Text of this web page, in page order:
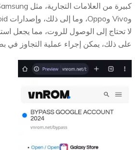
لا تحتاج إلى الوصول للروت، مما يجعل
على ذلك، يمكن إجراء عملية التجاوز في